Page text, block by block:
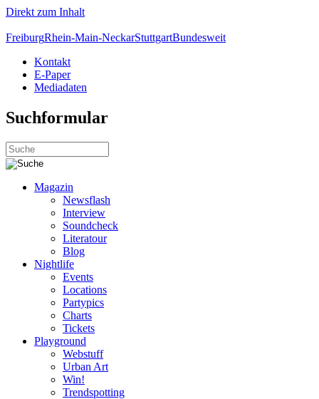
Direkt zum Inhalt
FreiburgRhein-Main-NeckarStuttgartBundesweit
Kontakt
E-Paper
Mediadaten
Suchformular
Magazin
Newsflash
Interview
Soundcheck
Literatour
Blog
Nightlife
Events
Locations
Partypics
Charts
Tickets
Playground
Webstuff
Urban Art
Win!
Trendspotting